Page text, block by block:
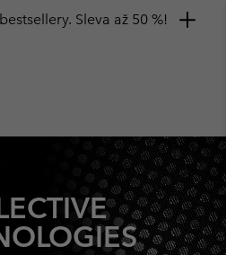
Sleva až 50 %!